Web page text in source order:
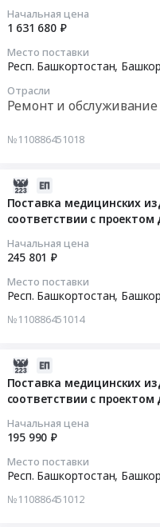
Начальная цена
1 631 680 ₽
Место поставки
Респ. Башкортостан,
Отрасли
Ремонт и
№110886451018
Поставка медицинских
соответствии с проектом
Начальная цена
245 801 ₽
Место поставки
Респ. Башкортостан,
№110886451014
Поставка медицинских
соответствии с проектом
Начальная цена
195 990 ₽
Место поставки
Респ. Башкортостан,
№110886451012